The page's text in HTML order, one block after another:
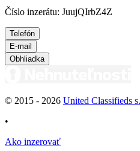
Číslo inzerátu: JuujQIrbZ4Z
Telefón
E-mail
Obhliadka
© 2015 - 2026 United Classifieds
•
Ako inzerovať